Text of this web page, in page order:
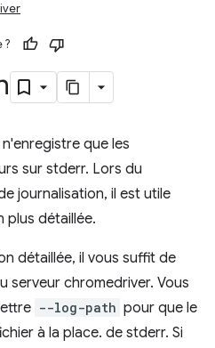
?
que les
sur stderr. Lors du
journalisation, il est utile
plus détaillée.
détaillée, il vous suffit de
serveur chromedriver. Vous
--log-path pour que le
à la place. de stderr. Si